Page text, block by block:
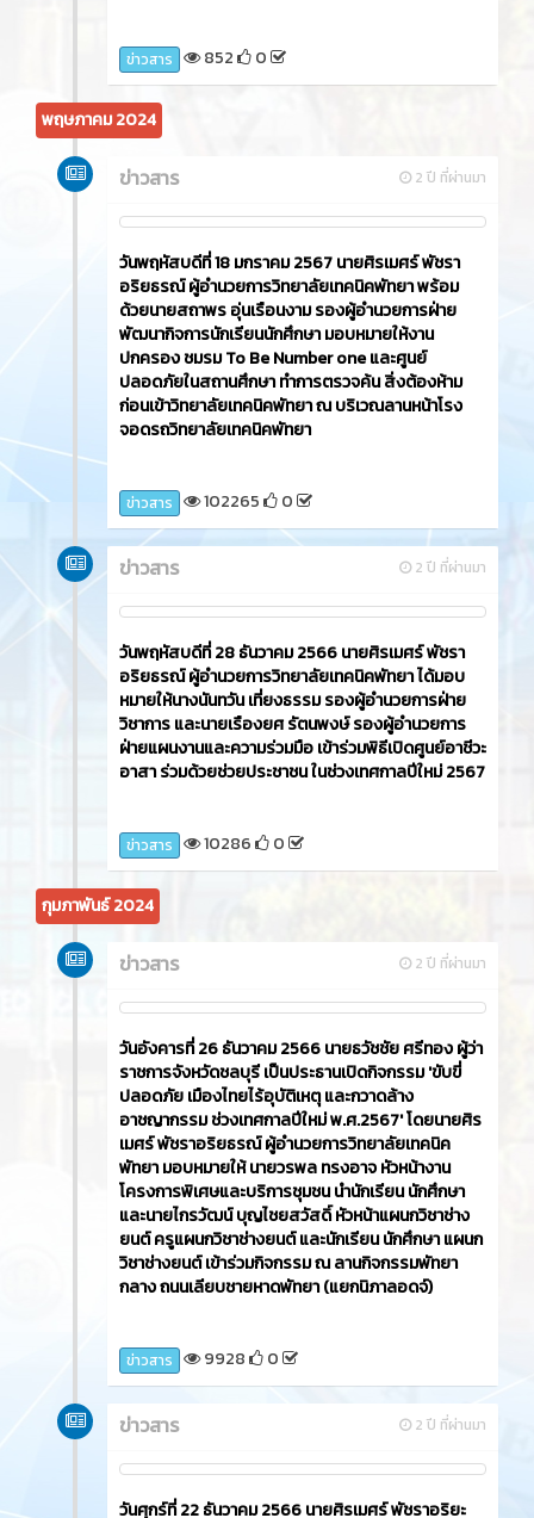
ข่าวสาร 852 0
พฤษภาคม 2024
2 ปี ที่ผ่านมา
ข่าวสาร
วันพฤหัสบดีที่ 18 มกราคม 2567 นายศิรเมศร์ พัชรา
อริยธรณ์ ผู้อำนวยการวิทยาลัยเทคนิคพัทยา พร้อม
ด้วยนายสถาพร อุ่นเรือนงาม รองผู้อำนวยการฝ่าย
พัฒนากิจการนักเรียนนักศึกษา มอบหมายให้งาน
ปกครอง ชมรม To Be Number one และศูนย์
ปลอดภัยในสถานศึกษา ทำการตรวจค้น สิ่งต้องห้าม
ก่อนเข้าวิทยาลัยเทคนิคพัทยา ณ บริเวณลานหน้าโรง
จอดรถวิทยาลัยเทคนิคพัทยา
ข่าวสาร 102265 0
2 ปี ที่ผ่านมา
ข่าวสาร
วันพฤหัสบดีที่ 28 ธันวาคม 2566 นายศิรเมศร์ พัชรา
อริยธรณ์ ผู้อำนวยการวิทยาลัยเทคนิคพัทยา ได้มอบ
หมายให้นางนันทวัน เที่ยงธรรม รองผู้อำนวยการฝ่าย
วิชาการ และนายเรืองยศ รัตนพงษ์ รองผู้อำนวยการ
ฝ่ายแผนงานและความร่วมมือ เข้าร่วมพิธีเปิดศูนย์อาชีวะ
อาสา ร่วมด้วยช่วยประชาชน ในช่วงเทศกาลปีใหม่ 2567
ข่าวสาร 10286 0
กุมภาพันธ์ 2024
2 ปี ที่ผ่านมา
ข่าวสาร
วันอังคารที่ 26 ธันวาคม 2566​ นายธวัชชัย ศรีทอง ผู้ว่า
ราชการจังหวัดชลบุรี เป็นประธานเปิดกิจกรรม 'ขับขี่
ปลอดภัย เมืองไทยไร้อุบัติเหตุ และกวาดล้าง
อาชญากรรม ช่วงเทศกาลปีใหม่ พ.ศ.2567' โดยนายศิร
เมศร์ พัชราอริยธรณ์ ผู้อำนวยการวิทยาลัยเทคนิค
พัทยา มอบหมายให้ นายวรพล ทรงอาจ หัวหน้างาน
โครงการพิเศษและบริการชุมชน นำนักเรียน นักศึกษา
และนายไกรวัฒน์ บุญไชยสวัสดิ์ หัวหน้าแผนกวิชาช่าง
ยนต์ ครูแผนกวิชาช่างยนต์ และนักเรียน นักศึกษา แผนก
วิชาช่างยนต์ เข้าร่วมกิจกรรม ณ ลานกิจกรรมพัทยา
กลาง ถนนเลียบชายหาดพัทยา (แยกนิภาลอดจ์)
ข่าวสาร 9928 0
2 ปี ที่ผ่านมา
ข่าวสาร
วันศุกร์ที่ 22 ธันวาคม 2566​ นายศิรเมศร์ พัชราอริยะ